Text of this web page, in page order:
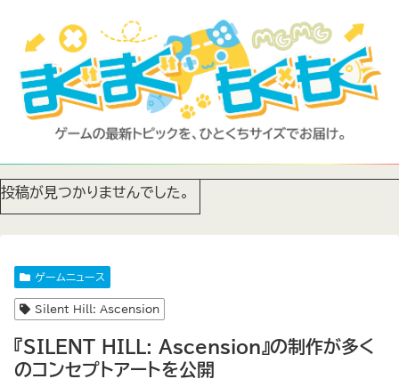
投稿が見つかりませんでした。
ゲームニュース
Silent Hill: Ascension
『SILENT HILL: Ascension』の制作が多く
のコンセプトアートを公開